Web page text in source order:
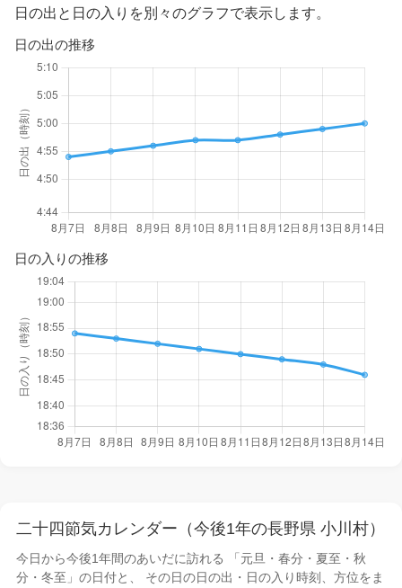
日の出と日の入りを別々のグラフで表示します。
日の出の推移
日の入りの推移
二十四節気カレンダー（今後1年の長野県 小川村）
今日から今後1年間のあいだに訪れる 「元旦・春分・夏至・秋
分・冬至」の日付と、 その日の日の出・日の入り時刻
、方位をま